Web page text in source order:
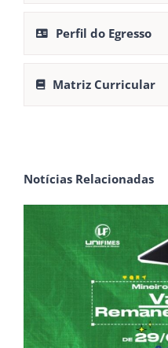
Perfil do Egresso
Matriz Curricular
Notícias Relacionadas